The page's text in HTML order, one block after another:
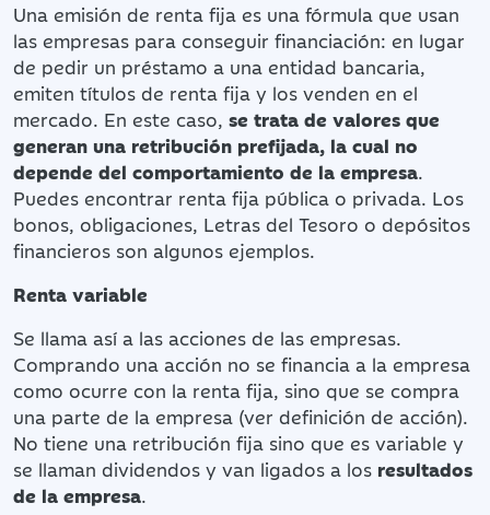
Una emisión de renta fija es una fórmula que usan
las empresas para conseguir financiación: en lugar
de pedir un préstamo a una entidad bancaria,
emiten títulos de renta fija y los venden en el
mercado. En este caso, se trata de valores que
generan una retribución prefijada, la cual no
depende del comportamiento de la empresa.
Puedes encontrar renta fija pública o privada. Los
bonos, obligaciones, Letras del Tesoro o depósitos
financieros son algunos ejemplos.
Renta variable
Se llama así a las acciones de las empresas.
Comprando una acción no se financia a la empresa
como ocurre con la renta fija, sino que se compra
una parte de la empresa (ver definición de acción).
No tiene una retribución fija sino que es variable y
se llaman dividendos y van ligados a los resultados
de la empresa.